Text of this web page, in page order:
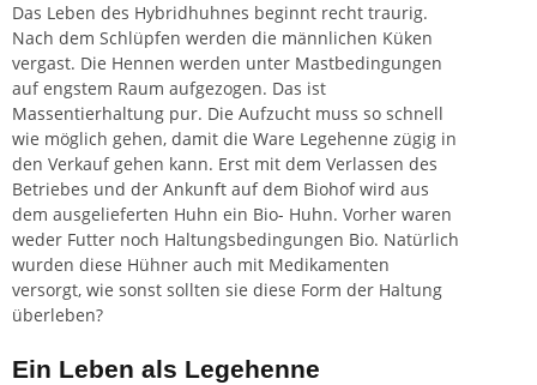
Das Leben des Hybridhuhnes beginnt recht traurig.
Nach dem Schlüpfen werden die männlichen Küken
vergast. Die Hennen werden unter Mastbedingungen
auf engstem Raum aufgezogen. Das ist
Massentierhaltung pur. Die Aufzucht muss so schnell
wie möglich gehen, damit die Ware Legehenne zügig in
den Verkauf gehen kann. Erst mit dem Verlassen des
Betriebes und der Ankunft auf dem Biohof wird aus
dem ausgelieferten Huhn ein Bio- Huhn. Vorher waren
weder Futter noch Haltungsbedingungen Bio. Natürlich
wurden diese Hühner auch mit Medikamenten
versorgt, wie sonst sollten sie diese Form der Haltung
überleben?
Ein Leben als Legehenne